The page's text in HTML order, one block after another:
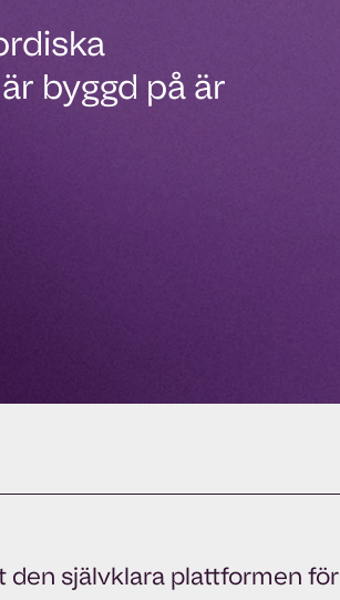
byggd på är
den självklara plattformen för